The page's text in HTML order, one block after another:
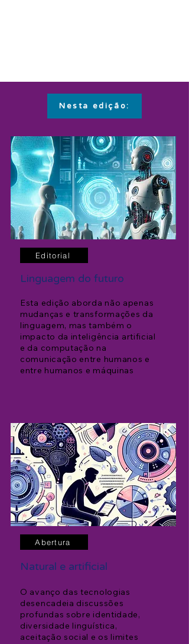
Nesta edição:
Editorial
Linguagem do futuro
Esta edição aborda não apenas
mudanças e transformações da
linguagem, mas também o
impacto da inteligência artificial
e da computação na
comunicação entre humanos e
entre humanos e máquinas
Abertura
Natural e artificial
O avanço das tecnologias
desencadeia discussões
profundas sobre identidade,
diversidade linguística,
aceitação social e os limites